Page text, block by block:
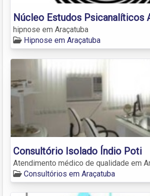
Núcleo Estudos Psicanalíticos
hipnose em Araçatuba
Hipnose em Araçatuba
Consultório Isolado Índio Poti
Atendimento médico de qualidade em
Consultórios em Araçatuba